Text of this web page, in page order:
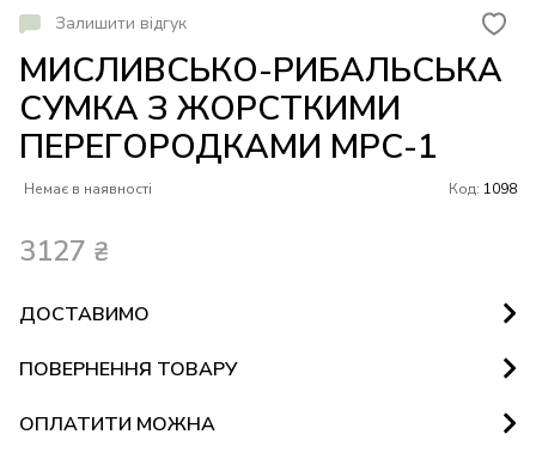
Залишити відгук
МИСЛИВСЬКО-РИБАЛЬСЬКА
СУМКА З ЖОРСТКИМИ
ПЕРЕГОРОДКАМИ МРС-1
Немає в наявності Код: 1098
3127 ₴
ДОСТАВИМО
ПОВЕРНЕННЯ ТОВАРУ
ОПЛАТИТИ МОЖНА